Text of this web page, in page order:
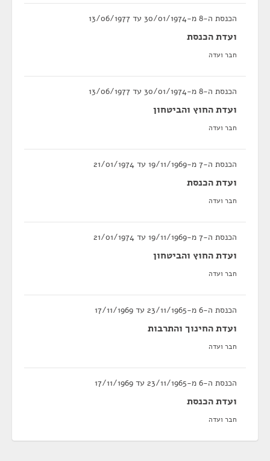
הכנסת ה-8 מ-30/01/1974 עד 13/06/1977
ועדת הכנסת
חבר ועדה
הכנסת ה-8 מ-30/01/1974 עד 13/06/1977
ועדת החוץ והביטחון
חבר ועדה
הכנסת ה-7 מ-19/11/1969 עד 21/01/1974
ועדת הכנסת
חבר ועדה
הכנסת ה-7 מ-19/11/1969 עד 21/01/1974
ועדת החוץ והביטחון
חבר ועדה
הכנסת ה-6 מ-23/11/1965 עד 17/11/1969
ועדת החינוך והתרבות
חבר ועדה
הכנסת ה-6 מ-23/11/1965 עד 17/11/1969
ועדת הכנסת
חבר ועדה